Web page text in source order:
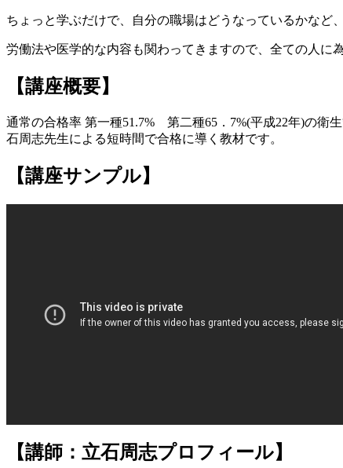
ちょっと学ぶだけで、自分の職場はどうなっているかなど
労働法や医学的な内容も関わってきますので、全ての人に
【講座概要】
通常の合格率 第一種51.7% 第二種65．7%(平成22年)の衛
石周志先生による短時間で合格に導く教材です。
【講座サンプル】
【講師：立石周志プロフィール】